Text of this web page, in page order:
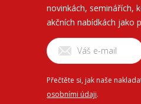
novinkách, seminářích,
akčních nabídkách jako
Přečtěte si, jak naše
osobními údaji.